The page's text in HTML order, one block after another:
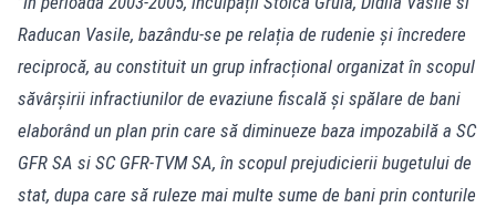
Raducan Vasile, bazându-se pe relația de rudenie și încredere
reciprocă, au constituit un grup infracțional organizat în scopul
săvârșirii infractiunilor de evaziune fiscală și spălare de bani
elaborând un plan prin care să diminueze baza impozabilă a SC
GFR SA si SC GFR-TVM SA, în scopul prejudicierii bugetului de
stat, dupa care să ruleze mai multe sume de bani prin conturile